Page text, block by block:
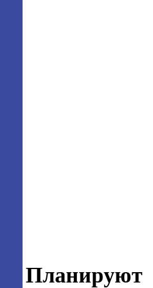
Планируют